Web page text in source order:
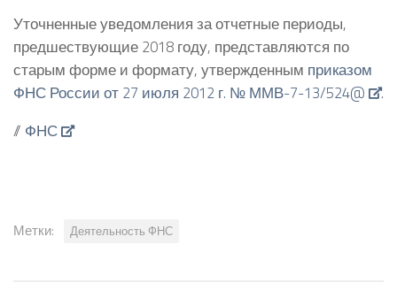
Уточненные уведомления за отчетные периоды,
предшествующие 2018 году, представляются по
старым форме и формату, утвержденным приказом
ФНС России от 27 июля 2012 г. № ММВ-7-13/524@
.
// ФНС
Метки: Деятельность ФНС